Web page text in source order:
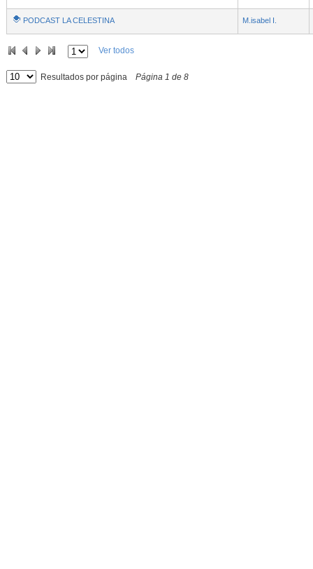
PODCAST LA CELESTINA M.isabel I.
Ver todos
Resultados por página Página 1 de 8